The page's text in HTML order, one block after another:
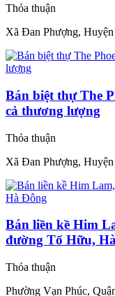
Thỏa thuận
Xã Đan Phượng,
Bán biệt thự The
cả thương lượng
Thỏa thuận
Xã Đan Phượng,
Bán liền kề Him
đường Tố Hữu,
Thỏa thuận
Phường Vạn Phúc,